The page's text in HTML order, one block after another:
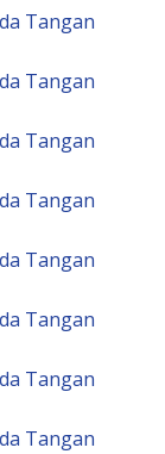
Tangan
Tangan
Tangan
Tangan
Tangan
Tangan
Tangan
Tangan